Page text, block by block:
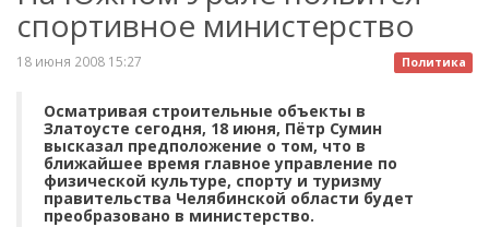
спортивное министерство
Политика
18 июня 2008 15:27
Осматривая строительные объекты в
Златоусте сегодня, 18 июня, Пётр Сумин
высказал предположение о том, что в
ближайшее время главное управление по
физической культуре, спорту и туризму
правительства Челябинской области будет
преобразовано в министерство.